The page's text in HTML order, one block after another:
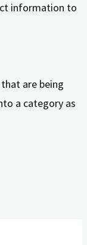
information to
are being
a category as